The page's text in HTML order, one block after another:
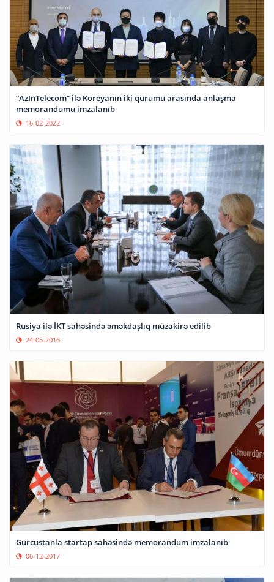
“AzInTelecom” ilə Koreyanın iki qurumu arasında anlaşma
memorandumu imzalanıb
16-02-2022
Rusiya ilə İKT sahəsində əməkdaşlıq müzakirə edilib
24-05-2016
Gürcüstanla startap sahəsində memorandum imzalanıb
06-12-2017